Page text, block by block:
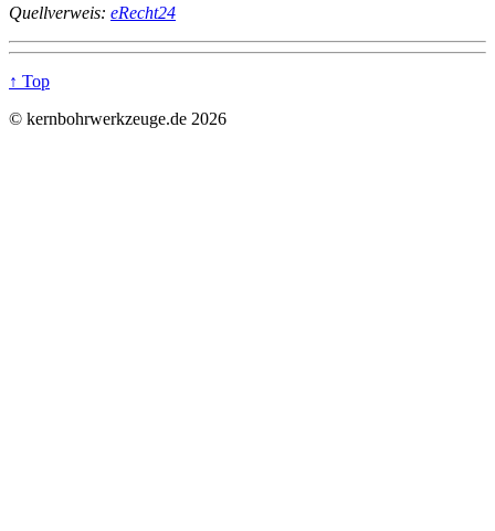
Quellverweis: eRecht24
↑ Top
© kernbohrwerkzeuge.de 2026